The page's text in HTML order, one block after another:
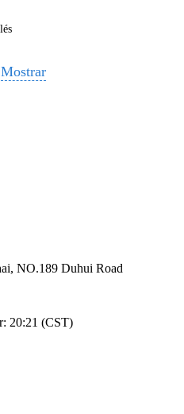
Mostrar
NO.189 Duhui Road
20:21 (CST)